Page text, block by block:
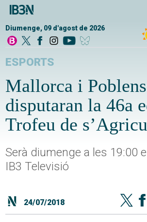
Diumenge, 09 d'agost de 2026
ESPORTS
Mallorca i
disputaran la 46a
Trofeu de
Serà diumenge a les 19:00
IB3 Televisió
24/07/2018